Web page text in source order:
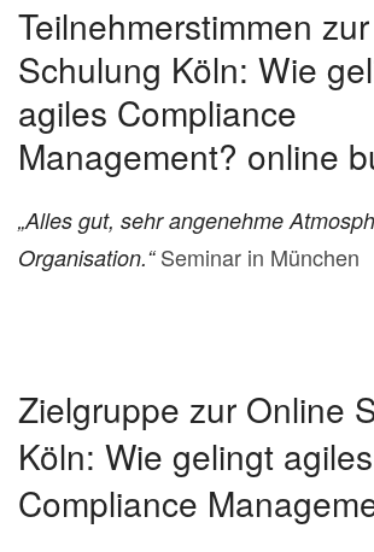
Teilnehmerstimmen
Schulung Köln: Wie
agiles Compliance
Management? online
„Alles gut, sehr angenehme
Organisation.“Seminar in München
Zielgruppe zur Online
Köln: Wie gelingt agiles
Compliance